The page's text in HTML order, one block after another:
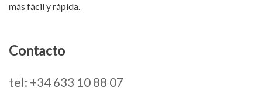
más fácil y rápida.
Contacto
tel: +34 633 10 88 07